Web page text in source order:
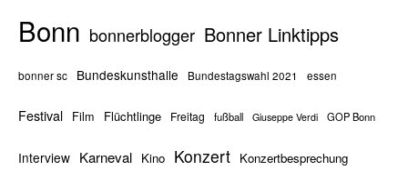
Bonn bonnerblogger Bonner Linktipps
bonner sc Bundeskunsthalle Bundestagswahl 2021 essen
Festival Film Flüchtlinge Freitag fußball Giuseppe Verdi GOP Bonn
Interview Karneval Kino Konzert Konzertbesprechung